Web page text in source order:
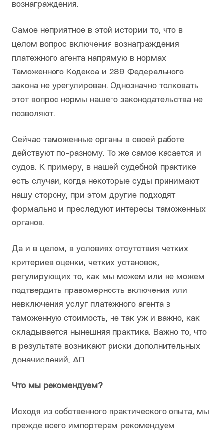
вознаграждения.
Самое неприятное в этой истории то, что в
целом вопрос включения вознаграждения
платежного агента напрямую в нормах
Таможенного Кодекса и 289 Федерального
закона не урегулирован. Однозначно толковать
этот вопрос нормы нашего законодательства не
позволяют.
Сейчас таможенные органы в своей работе
действуют по-разному. То же самое касается и
судов. К примеру, в нашей судебной практике
есть случаи, когда некоторые суды принимают
нашу сторону, при этом другие подходят
формально и преследуют интересы таможенных
органов.
Да и в целом, в условиях отсутствия четких
критериев оценки, четких установок,
регулирующих то, как мы можем или не можем
подтвердить правомерность включения или
невключения услуг платежного агента в
таможенную стоимость, не так уж и важно, как
складывается нынешняя практика. Важно то, что
в результате возникают риски дополнительных
доначислений, АП.
Что мы рекомендуем?
Исходя из собственного практического опыта, мы
прежде всего импортерам рекомендуем